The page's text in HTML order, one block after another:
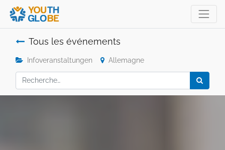
Tous les événements
Infoveranstaltungen Allemagne